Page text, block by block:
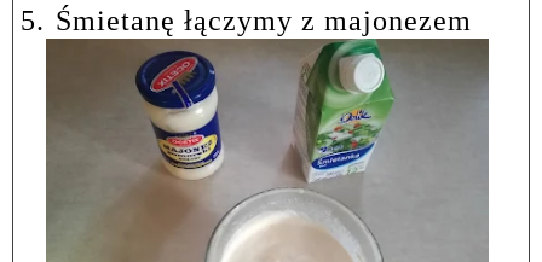
5. Śmietanę łączymy z majonezem